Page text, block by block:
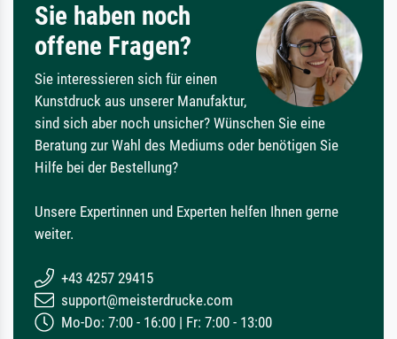
Sie haben noch
offene Fragen?
Sie interessieren sich für einen
Kunstdruck aus unserer Manufaktur,
sind sich aber noch unsicher? Wünschen Sie eine
Beratung zur Wahl des Mediums oder benötigen Sie
Hilfe bei der Bestellung?
Unsere Expertinnen und Experten helfen Ihnen gerne
weiter.
+43 4257 29415
support@meisterdrucke.com
Mo-Do: 7:00 - 16:00 | Fr: 7:00 - 13:00